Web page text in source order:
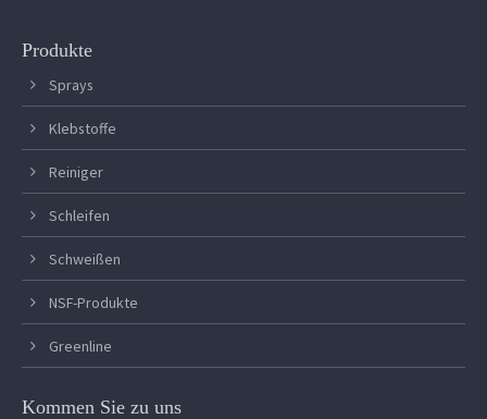
Produkte
Sprays
Klebstoffe
Reiniger
Schleifen
Schweißen
NSF-Produkte
Greenline
Kommen Sie zu uns